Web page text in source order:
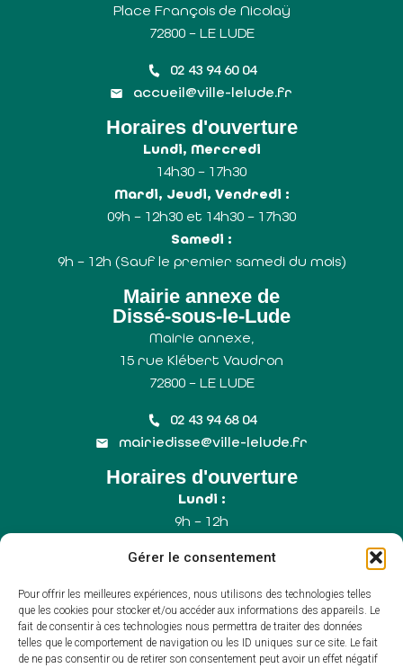
Gérer le consentement
Pour offrir les meilleures expériences, nous utilisons des technologies telles
que les cookies pour stocker et/ou accéder aux informations des appareils. Le
fait de consentir à ces technologies nous permettra de traiter des données
telles que le comportement de navigation ou les ID uniques sur ce site. Le fait
de ne pas consentir ou de retirer son consentement peut avoir un effet négatif
Place François de Nicolaÿ
72800 – LE LUDE
02 43 94 60 04
accueil@ville-lelude.fr
Horaires d'ouverture
Lundi, Mercredi
14h30 – 17h30
Mardi, Jeudi, Vendredi :
09h – 12h30 et 14h30 – 17h30
Samedi :
9h – 12h (Sauf le premier samedi du mois)
Mairie annexe de
Dissé-sous-le-Lude
Mairie annexe,
15 rue Klébert Vaudron
72800 – LE LUDE
02 43 94 68 04
mairiedisse@ville-lelude.fr
Horaires d'ouverture
Lundi :
9h – 12h
9h – 12h
Samedi :
9h – 12h (Uniquement le 1er samedi du mois)